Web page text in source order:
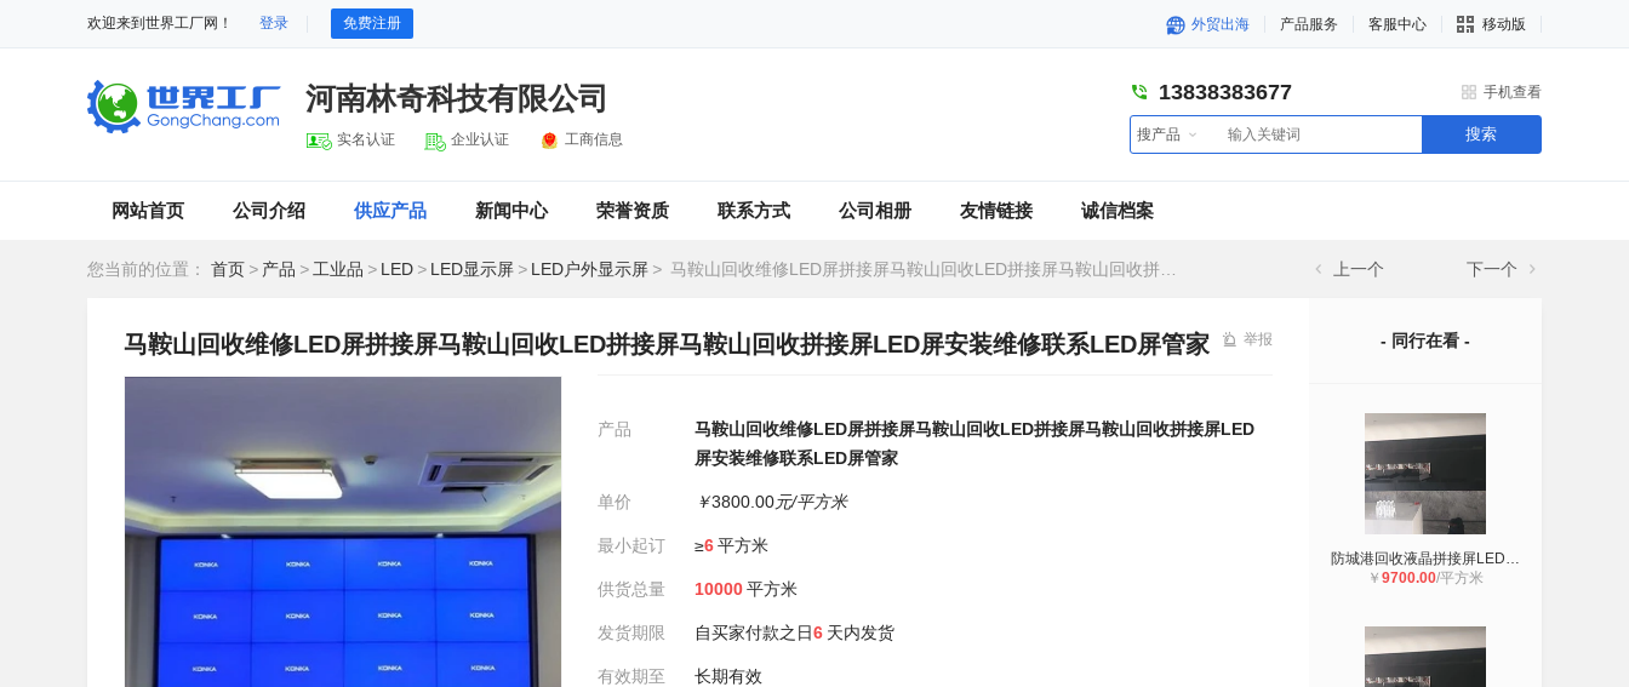
欢迎来到世界工厂网！ 登录 免费注册 外贸出海 产品服务 客服中心 移动版
河南林奇科技有限公司
实名认证 企业认证 工商信息
13838383677 手机查看
搜产品 搜索
网站首页 公司介绍 供应产品 新闻中心 荣誉资质 联系方式 公司相册 友情链接 诚信档案
您当前的位置： 首页 > 产品 > 工业品 > LED > LED显示屏 > LED户外显示屏 > 马鞍山回收维修LED屏拼接屏马鞍山回收LED拼接屏马鞍山回收拼接屏LED屏安装维修联系LED屏管家 上一个 下一个
马鞍山回收维修LED屏拼接屏马鞍山回收LED拼接屏马鞍山回收拼接屏LED屏安装维修联系LED屏管家 举报
产品
马鞍山回收维修LED屏拼接屏马鞍山回收LED拼接屏马鞍山回收拼接屏LED
屏安装维修联系LED屏管家
单价 ￥3800.00元/平方米
最小起订 ≥6平方米
供货总量 10000平方米
发货期限 自买家付款之日6 天内发货
有效期至 长期有效
- 同行在看 -
防城港回收液晶拼接屏LED屏防城港回
￥ 9700.00/平方米